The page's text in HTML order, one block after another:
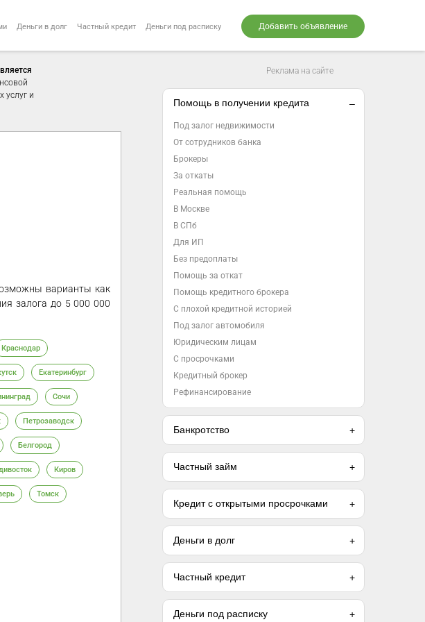
Деньги в долг Частный кредит Деньги под расписку Добавить объявление
услуг и
варианты как
залога до 5 000 000
Краснодар
Екатеринбург
Сочи
Петрозаводск
Белгород
Киров
Томск
Реклама на сайте
Помощь в получении кредита
Под залог недвижимости
От сотрудников банка
Брокеры
За откаты
Реальная помощь
В Москве
В СПб
Для ИП
Без предоплаты
Помощь за откат
Помощь кредитного брокера
С плохой кредитной историей
Под залог автомобиля
Юридическим лицам
С просрочками
Кредитный брокер
Рефинансирование
Банкротство
Частный займ
Кредит с открытыми просрочками
Деньги в долг
Частный кредит
Деньги под расписку